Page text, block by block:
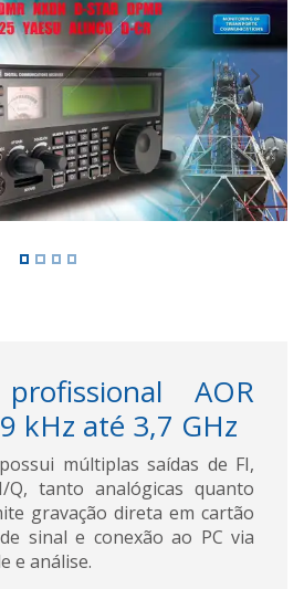
Next
AOR
kHz até 3,7 GHz
múltiplas saídas de FI,
tanto analógicas quanto
gravação direta em cartão
sinal e conexão ao PC via
e análise.